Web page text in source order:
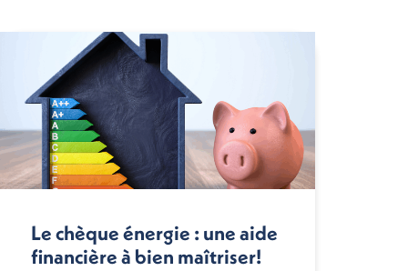
Le chèque énergie : une aide
financière à bien maîtriser!